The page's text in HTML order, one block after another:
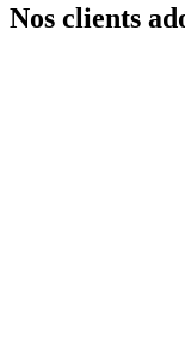
Nos clients